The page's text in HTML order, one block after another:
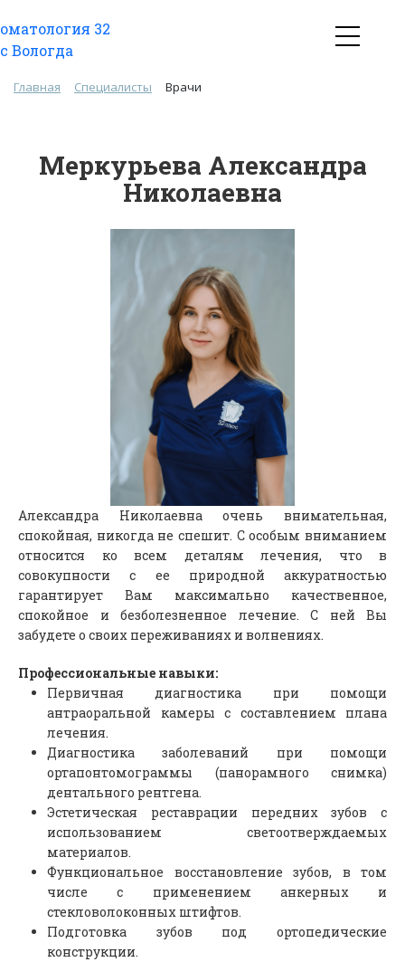
Главная Специалисты Врачи
Меркурьева Александра
Николаевна
Александра Николаевна очень внимательная,
спокойная, никогда не спешит. С особым вниманием
относится ко всем деталям лечения, что в
совокупности с ее природной аккуратностью
гарантирует Вам максимально качественное,
спокойное и безболезненное лечение. С ней Вы
забудете о своих переживаниях и волнениях.
Профессиональные навыки:
Первичная диагностика при помощи
антраоральной камеры с составлением плана
лечения.
Диагностика заболеваний при помощи
ортапонтомограммы (панорамного снимка)
дентального рентгена.
Эстетическая реставрации передних зубов с
использованием светоотверждаемых
материалов.
Функциональное восстановление зубов, в том
числе с применением анкерных и
стекловолоконных штифтов.
Подготовка зубов под ортопедические
конструкции.